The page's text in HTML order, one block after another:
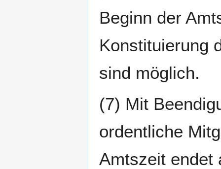
Beginn der
Konstituierung
sind möglich.
(7) Mit
ordentliche
Amtszeit endet